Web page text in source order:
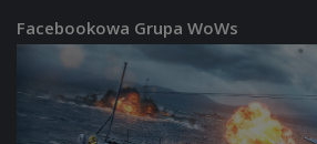
Facebookowa Grupa WoWs